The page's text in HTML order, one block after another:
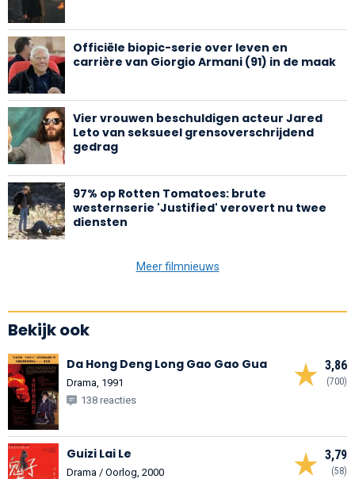
Officiële biopic-serie over leven en
carrière van Giorgio Armani (91) in de maak
Vier vrouwen beschuldigen acteur Jared
Leto van seksueel grensoverschrijdend
gedrag
97% op Rotten Tomatoes: brute
westernserie 'Justified' verovert nu twee
diensten
Meer filmnieuws
Bekijk ook
3,86
(700)
Da Hong Deng Long Gao Gao Gua
Drama, 1991
138 reacties
3,79
(58)
Guizi Lai Le
Drama / Oorlog, 2000